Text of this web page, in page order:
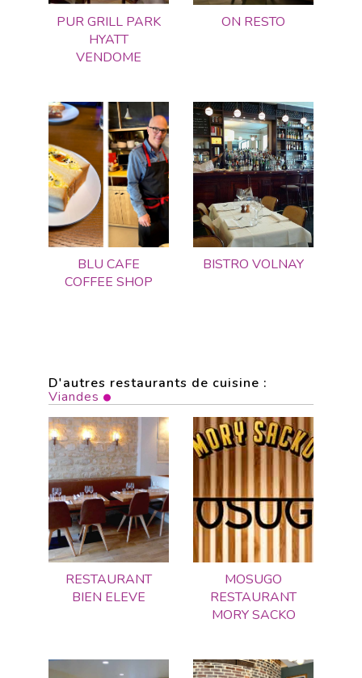
PUR GRILL PARK
HYATT
VENDOME
ON RESTO
BLU CAFE
COFFEE SHOP
BISTRO VOLNAY
D'autres restaurants de cuisine :
Viandes
RESTAURANT
BIEN ELEVE
MOSUGO
RESTAURANT
MORY SACKO